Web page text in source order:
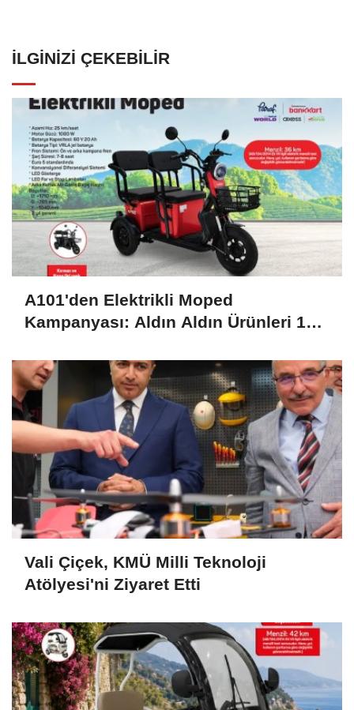
İLGINIZI ÇEKEBILIR
A101'den Elektrikli Moped
Kampanyası: Aldın Aldın Ürünleri 16
Vali Çiçek, KMÜ Milli Teknoloji
Atölyesi'ni Ziyaret Etti